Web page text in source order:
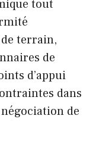
tout
terrain,
de
d’appui
dans
de